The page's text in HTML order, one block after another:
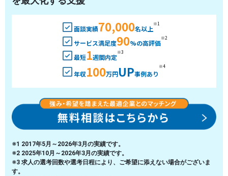
面談実績70,000名以上
※1
サービス満足度90%の高評価
※2
最短1週間内定
※3
年収100万円UP事例あり
※4
※1 2017年5月～2026年3月の実績です。
※2 2025年10月～2026年3月の実績です。
※3 求人の選考回数や選考日程により、ご希望に添えない場合がございま
す。